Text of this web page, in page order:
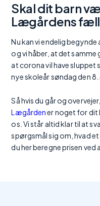
Skal dit barn
Lægårdens
Nu kan vi endelig begynde
og vi håber, at det
at corona vil have sluppet
nye skoleår søndag den 8.
Så hvis du går og
Lægårdener noget for dit
os. Vi står altid klar til at
spørgsmål sig om, hvad
du her beregne prisen ved